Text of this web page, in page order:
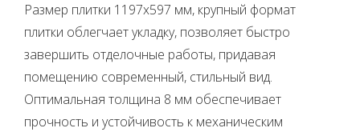
Размер плитки 1197x597 мм, крупный формат
плитки облегчает укладку, позволяет быстро
завершить отделочные работы, придавая
помещению современный, стильный вид.
Оптимальная толщина 8 мм обеспечивает
прочность и устойчивость к механическим